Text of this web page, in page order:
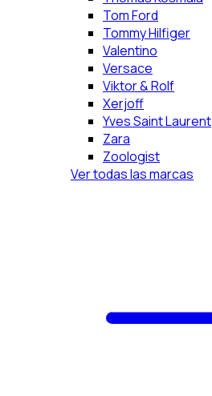
Tom Ford
Tommy Hilfiger
Valentino
Versace
Viktor & Rolf
Xerjoff
Yves Saint Laurent
Zara
Zoologist
Ver todas las marcas